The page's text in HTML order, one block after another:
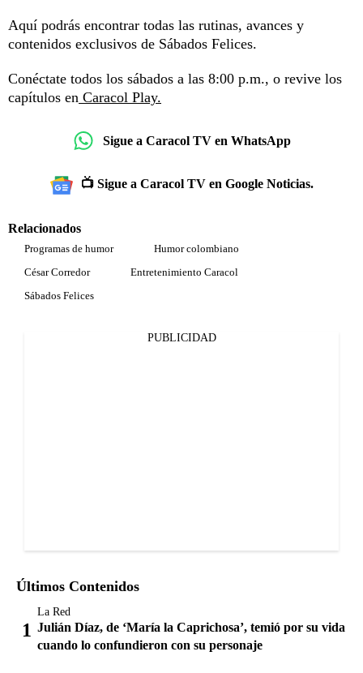
Aquí podrás encontrar todas las rutinas, avances y
contenidos exclusivos de Sábados Felices.
Conéctate todos los sábados a las 8:00 p.m., o revive los
capítulos en Caracol Play.
Sigue a Caracol TV en WhatsApp
📺 Sigue a Caracol TV en Google Noticias.
Relacionados
Programas de humor
Humor colombiano
César Corredor
Entretenimiento Caracol
Sábados Felices
PUBLICIDAD
Últimos Contenidos
La Red
Julián Díaz, de ‘María la Caprichosa’, temió por su vida
cuando lo confundieron con su personaje